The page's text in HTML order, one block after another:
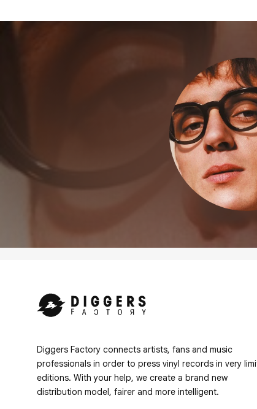
Diggers Factory connects artists, fans and music
professionals in order to press vinyl records in very
editions. With your help, we create a brand new
distribution model, fairer and more intelligent.